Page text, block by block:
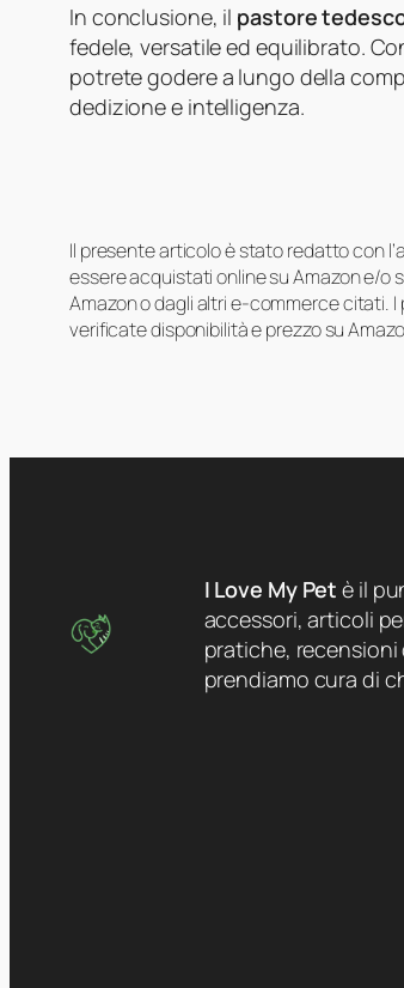
In conclusione, il pastore
fedele, versatile ed equilibrato.
potrete godere a lungo della
dedizione e intelligenza.
Il presente articolo è stato redatto con
essere acquistati online su Amazon e/o
Amazon o dagli altri e-commerce citati.
verificate disponibilità e prezzo su
I Love My Pet è il
accessori, articoli
pratiche, recensioni
prendiamo cura di